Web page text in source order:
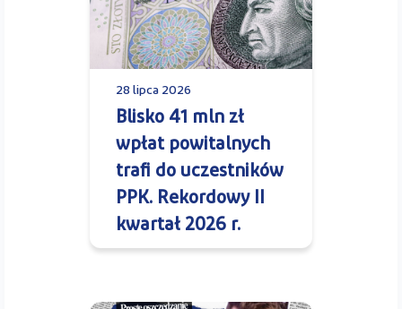
28 lipca 2026
Blisko 41 mln zł
wpłat powitalnych
trafi do uczestników
PPK. Rekordowy II
kwartał 2026 r.